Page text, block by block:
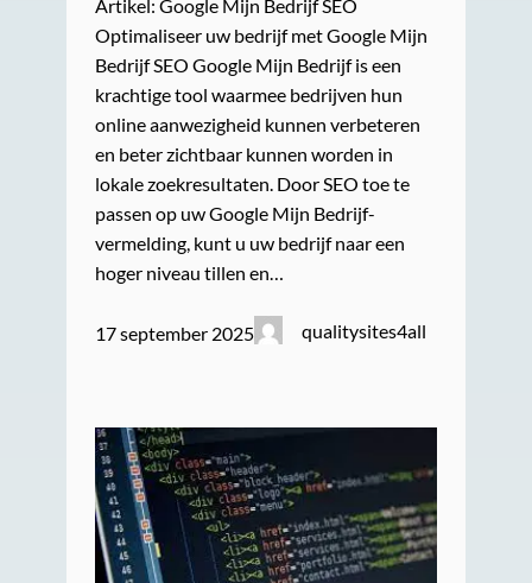
Artikel: Google Mijn Bedrijf SEO
Optimaliseer uw bedrijf met Google Mijn
Bedrijf SEO Google Mijn Bedrijf is een
krachtige tool waarmee bedrijven hun
online aanwezigheid kunnen verbeteren
en beter zichtbaar kunnen worden in
lokale zoekresultaten. Door SEO toe te
passen op uw Google Mijn Bedrijf-
vermelding, kunt u uw bedrijf naar een
hoger niveau tillen en…
17 september 2025 qualitysites4all